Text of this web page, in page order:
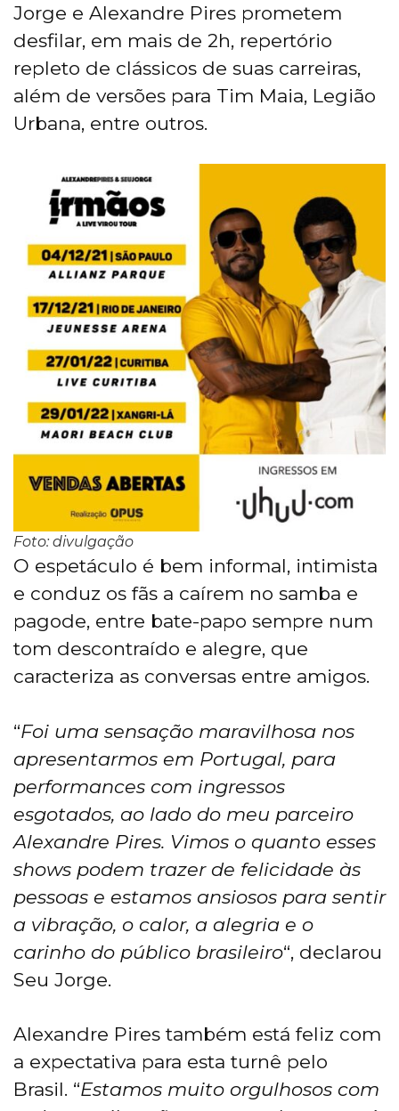
Jorge e Alexandre Pires prometem
desfilar, em mais de 2h, repertório
repleto de clássicos de suas carreiras,
além de versões para Tim Maia, Legião
Urbana, entre outros.
Foto: divulgação
O espetáculo é bem informal, intimista
e conduz os fãs a caírem no samba e
pagode, entre bate-papo sempre num
tom descontraído e alegre, que
caracteriza as conversas entre amigos.
“Foi uma sensação maravilhosa nos
apresentarmos em Portugal, para
performances com ingressos
esgotados, ao lado do meu parceiro
Alexandre Pires. Vimos o quanto esses
shows podem trazer de felicidade às
pessoas e estamos ansiosos para sentir
a vibração, o calor, a alegria e o
carinho do público brasileiro“, declarou
Seu Jorge.
Alexandre Pires também está feliz com
a expectativa para esta turnê pelo
Brasil. “Estamos muito orgulhosos com